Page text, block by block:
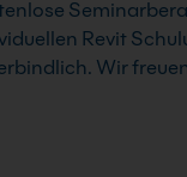
Revit
Wir